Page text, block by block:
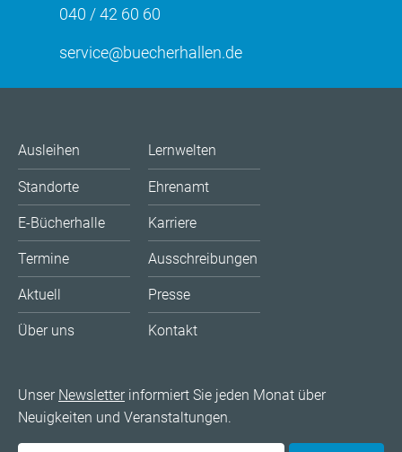
040 / 42 60 60
service@buecherhallen.de
Ausleihen
Standorte
E-Bücherhalle
Termine
Aktuell
Über uns
Lernwelten
Ehrenamt
Karriere
Ausschreibungen
Presse
Kontakt
Unser Newsletterinformiert Sie jeden Monat über
Neuigkeiten und Veranstaltungen.